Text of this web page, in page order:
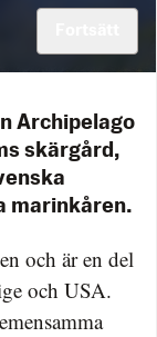
Archipelago
skärgård,
marinkåren.
och är en del
och USA.